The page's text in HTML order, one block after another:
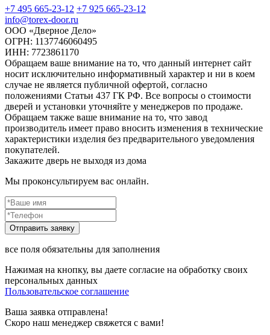
+7 495 665-23-12 +7 925 665-23-12
info@torex-door.ru
ООО «Дверное Дело»
ОГРН: 1137746060495
ИНН: 7723861170
Обращаем ваше внимание на то, что данный интернет сайт
носит исключительно информативный характер и ни в коем
случае не является публичной офертой, согласно
положениями Статьи 437 ГК РФ. Все вопросы о стоимости
дверей и установки уточняйте у менеджеров по продаже.
Обращаем также ваше внимание на то, что завод
производитель имеет право вносить изменения в технические
характеристики изделия без предварительного уведомления
покупателей.
Закажите дверь не выходя из дома
Мы проконсультируем вас онлайн.
все поля обязательны для заполнения
Нажимая на кнопку, вы даете согласие на обработку своих
персональных данных
Пользовательское соглашение
Ваша заявка отправлена!
Скоро наш менеджер свяжется с вами!